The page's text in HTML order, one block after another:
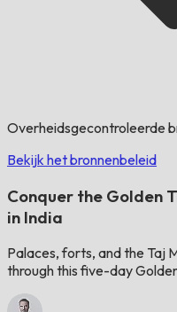
Overheidsgecontroleerde
Bekijk het bronnenbeleid
Conquer the Golden
in India
Palaces, forts, and the Taj
through this five-day